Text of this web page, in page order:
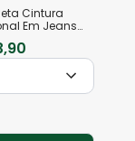
Cintura
Em Jeans
,90